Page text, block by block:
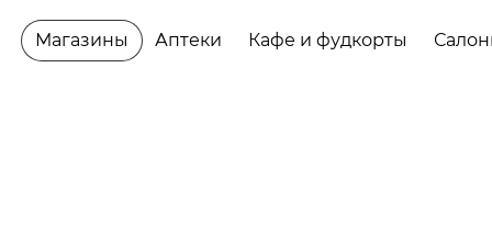
Магазины Аптеки Кафе и фудкорты